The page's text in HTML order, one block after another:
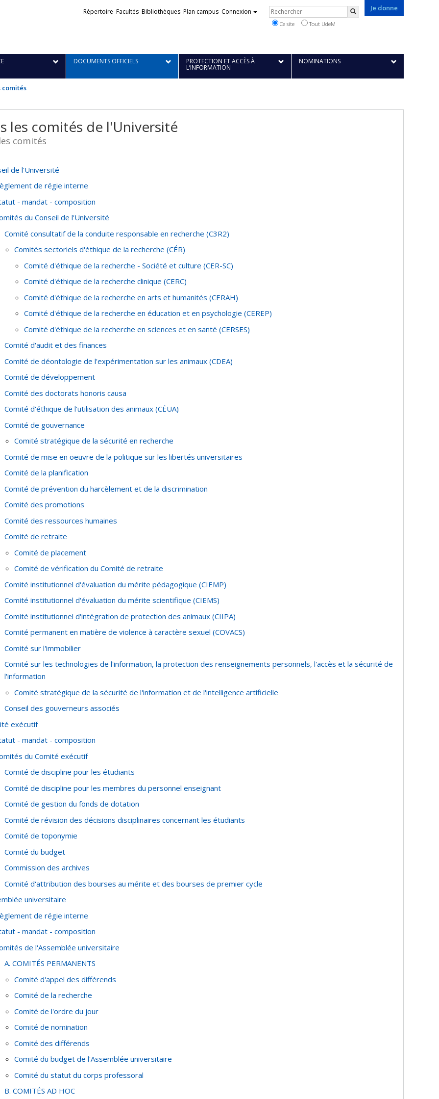
Je donne
Liens
Répertoire Facultés Bibliothèques Plan campus Connexion Rechercher
Ce site Tout UdeM
DOCUMENTS OFFICIELS PROTECTION ET ACCÈS À
L’INFORMATION
NOMINATIONS
comités
les comités de l'Université
comités
de l'Université
de régie interne
- mandat - composition
du Conseil de l'Université
Comité consultatif de la conduite responsable en recherche (C3R2)
Comités sectoriels d'éthique de la recherche (CÉR)
Comité d'éthique de la recherche - Société et culture (CER-SC)
Comité d'éthique de la recherche clinique (CERC)
Comité d'éthique de la recherche en arts et humanités (CERAH)
Comité d'éthique de la recherche en éducation et en psychologie (CEREP)
Comité d'éthique de la recherche en sciences et en santé (CERSES)
Comité d'audit et des finances
Comité de déontologie de l'expérimentation sur les animaux (CDEA)
Comité de développement
Comité des doctorats honoris causa
Comité d'éthique de l'utilisation des animaux (CÉUA)
Comité de gouvernance
Comité stratégique de la sécurité en recherche
Comité de mise en oeuvre de la politique sur les libertés universitaires
Comité de la planification
Comité de prévention du harcèlement et de la discrimination
Comité des promotions
Comité des ressources humaines
Comité de retraite
Comité de placement
Comité de vérification du Comité de retraite
Comité institutionnel d'évaluation du mérite pédagogique (CIEMP)
Comité institutionnel d'évaluation du mérite scientifique (CIEMS)
Comité institutionnel d'intégration de protection des animaux (CIIPA)
Comité permanent en matière de violence à caractère sexuel (COVACS)
Comité sur l'immobilier
Comité sur les technologies de l'information, la protection des renseignements personnels, l'accès et la sécurité de
l'information
Comité stratégique de la sécurité de l'information et de l'intelligence artificielle
Conseil des gouverneurs associés
exécutif
- mandat - composition
du Comité exécutif
Comité de discipline pour les étudiants
Comité de discipline pour les membres du personnel enseignant
Comité de gestion du fonds de dotation
Comité de révision des décisions disciplinaires concernant les étudiants
Comité de toponymie
Comité du budget
Commission des archives
Comité d'attribution des bourses au mérite et des bourses de premier cycle
universitaire
de régie interne
- mandat - composition
de l'Assemblée universitaire
A. COMITÉS PERMANENTS
Comité d'appel des différends
Comité de la recherche
Comité de l'ordre du jour
Comité de nomination
Comité des différends
Comité du budget de l'Assemblée universitaire
Comité du statut du corps professoral
B. COMITÉS AD HOC